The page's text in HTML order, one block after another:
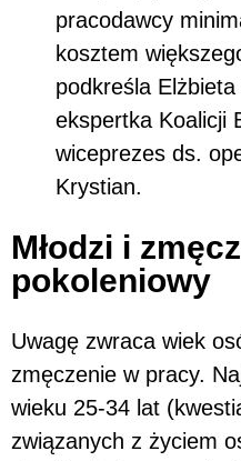
pracodawcy
kosztem
podkreśla
ekspertka Koalicji
wiceprezes ds.
Krystian.
Młodzi i
pokoleniowy
Uwagę zwraca wiek
zmęczenie w pracy.
wieku 25-34 lat
związanych z życiem